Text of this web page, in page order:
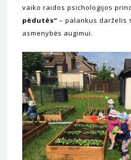
vaiko raidos psichologijos
pėdutės“ – palankus darželis
asmenybės augimui.